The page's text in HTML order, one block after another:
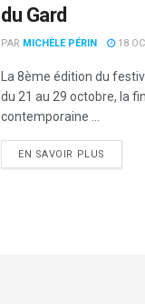
du Gard
PAR MICHÈLE PÉRIN 18
La 8ème édition du
du 21 au 29 octobre, la
contemporaine ...
EN SAVOIR PLUS